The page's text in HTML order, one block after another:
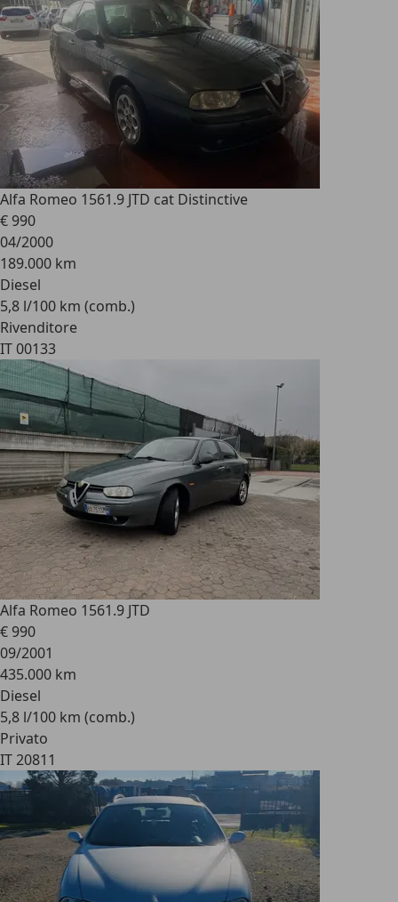
Alfa Romeo 1561.9 JTD cat Distinctive
€ 990
04/2000
189.000 km
Diesel
5,8 l/100 km (comb.)
Rivenditore
IT 00133
Alfa Romeo 1561.9 JTD
€ 990
09/2001
435.000 km
Diesel
5,8 l/100 km (comb.)
Privato
IT 20811